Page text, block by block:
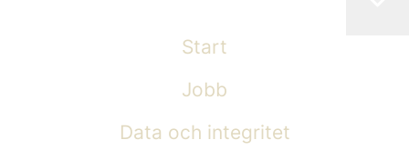
Start
Jobb
Data och integritet